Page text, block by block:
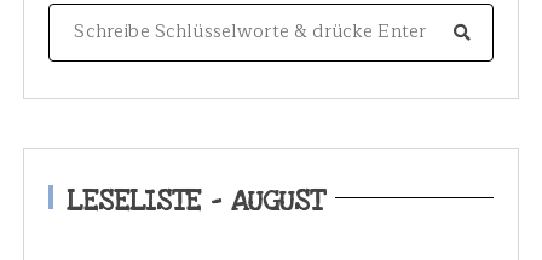
S
e
c
h
f LESELISTE – AUGUST